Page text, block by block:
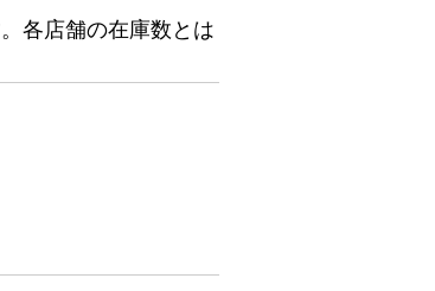
各店舗の在庫数とは